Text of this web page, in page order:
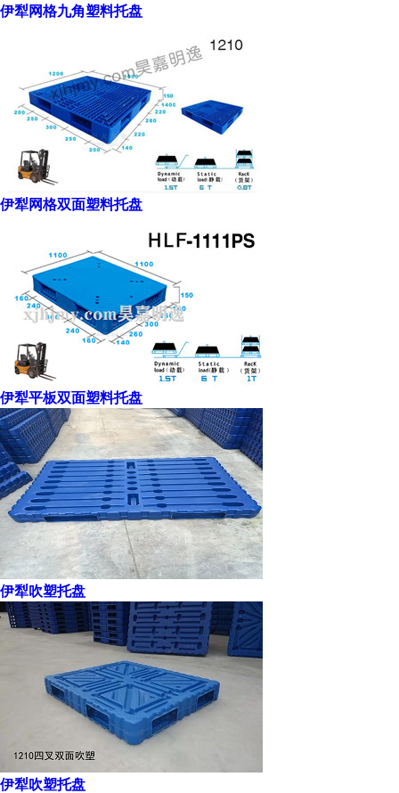
伊犁网格九角塑料托盘
伊犁网格双面塑料托盘
伊犁平板双面塑料托盘
伊犁吹塑托盘
伊犁吹塑托盘